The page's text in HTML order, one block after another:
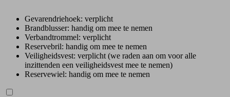
Gevarendriehoek: verplicht
Brandblusser: handig om mee te nemen
Verbandtrommel: verplicht
Reservebril: handig om mee te nemen
Veiligheidsvest: verplicht (we raden aan om voor alle
inzittenden een veiligheidsvest mee te nemen)
Reservewiel: handig om mee te nemen